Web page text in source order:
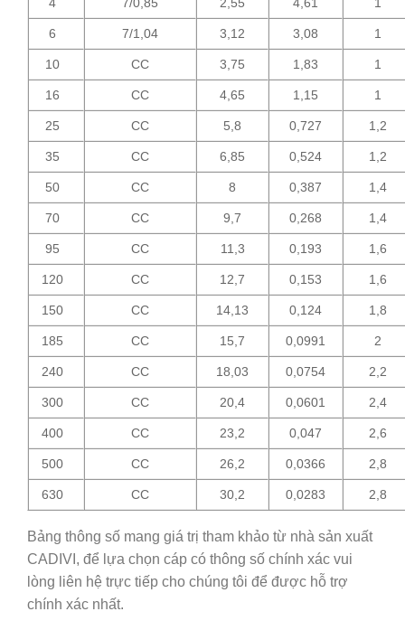
4 7/0,85 2,55 4,61 1
6 7/1,04 3,12 3,08 1
10 CC 3,75 1,83 1
16 CC 4,65 1,15 1
25 CC 5,8 0,727 1,2
35 CC 6,85 0,524 1,2
50 CC 8 0,387 1,4
70 CC 9,7 0,268 1,4
95 CC 11,3 0,193 1,6
120 CC 12,7 0,153 1,6
150 CC 14,13 0,124 1,8
185 CC 15,7 0,0991 2
240 CC 18,03 0,0754 2,2
300 CC 20,4 0,0601 2,4
400 CC 23,2 0,047 2,6
500 CC 26,2 0,0366 2,8
630 CC 30,2 0,0283 2,8
Bảng thông số mang giá trị tham khảo từ nhà sản xuất
CADIVI, để lựa chọn cáp có thông số chính xác vui
lòng liên hệ trực tiếp cho chúng tôi để được hỗ trợ
chính xác nhất.